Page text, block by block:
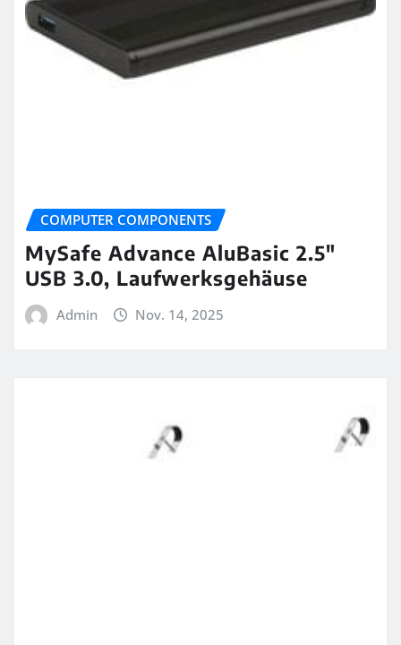
COMPUTER COMPONENTS
MySafe Advance AluBasic 2.5″
USB 3.0, Laufwerksgehäuse
Admin Nov. 14, 2025